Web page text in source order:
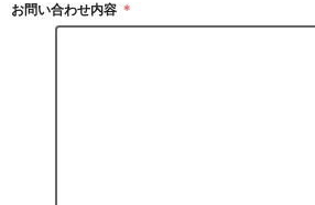
お問い合わせ内容 ＊